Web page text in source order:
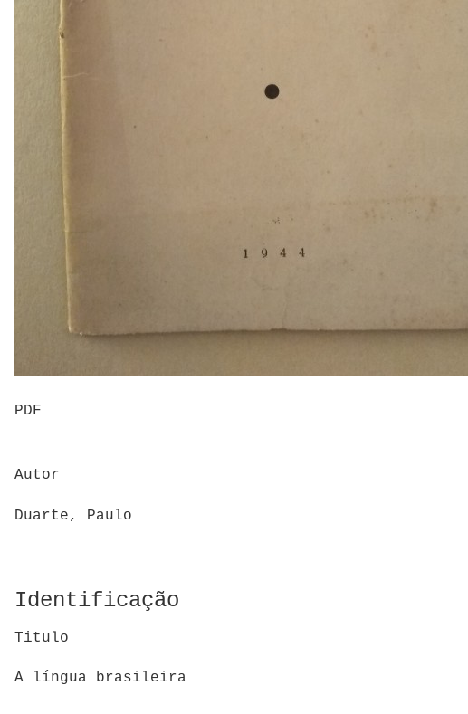
PDF
Autor
Duarte, Paulo
Identificação
Titulo
A língua brasileira